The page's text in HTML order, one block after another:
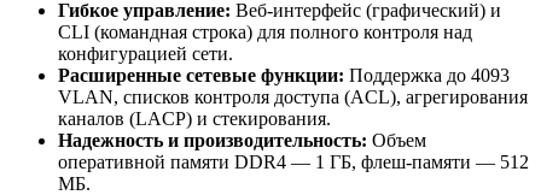
Гибкое управление: Веб-интерфейс (графический) и
CLI (командная строка) для полного контроля над
конфигурацией сети.
Расширенные сетевые функции: Поддержка до 4093
VLAN, списков контроля доступа (ACL), агрегирования
каналов (LACP) и стекирования.
Надежность и производительность: Объем
оперативной памяти DDR4 — 1 ГБ, флеш-памяти — 512
МБ.